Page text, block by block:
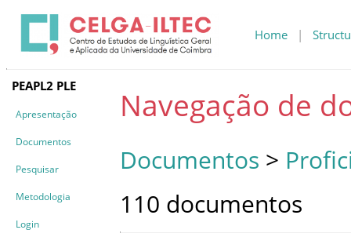
Home |
PEAPL2 PLE
Apresentação
Documentos
Pesquisar
Metodologia
Login
Navegação de
Documentos >
110 documentos